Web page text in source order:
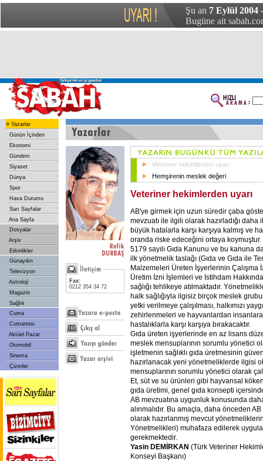
Şu an 7 Eylül 2004
Bugüne ait
» Yazarlar
Günün İçinden
Ekonomi
Gündem
Siyaset
Dünya
Spor
Hava Durumu
Sarı Sayfalar
Ana Sayfa
Dosyalar
Arşiv
Etkinlikler
Günaydın
Televizyon
Astroloji
Magazin
Sağlık
Cuma
Cumartesi
Aktüel Pazar
Otomobil
Sinema
Çizerler
Fax:
0212 354 34 72
Veteriner hekimlerden uyarı
Hemşirenin meslek değeri
Veteriner hekimlerden uyarı
AB'ye girmek için uzun süredir çaba
mevzuatı ile ilgili olarak hazırladığı daha
büyük hatalarla karşı karşıya kalmış ve
oranda riske edeceğini ortaya
5179 sayılı Gıda Kanunu ve bu kanuna
ilk yönetmelik taslağı (Gıda ve Gıda ile
Malzemeleri Üreten İşyerlerinin Çalışma
Üretim İzni İşlemleri ve İstihdam
sağlığı tehlikeye atılmaktadır.
halk sağlığıyla ilgisiz birçok meslek
yetki verilmeye çalışılması, halkımızı
zehirlenmeleri ve hayvanlardan
hastalıklarla karşı karşıya bırakacaktır.
Gıda üreten işyerlerinde en az lisans
meslek mensuplarının sorumlu yönetici
işletmenin sağlıklı gıda üretmesinin
hazırlanacak yeni yönetmeliklerde ilgisi
mensuplarının sorumlu yönetici olarak
Et, süt ve su ürünleri gibi hayvansal
gıda üretimi, genel gıda konsepti
AB mevzuatına uygunluk konusunda
alınmalıdır. Bu amaçla, daha önceden
olarak hazırlanmış mevcut yönetmeliklerin
Yönetmelikleri) muhafaza edilerek
gerekmektedir.
Yasin DEMİRKAN (Türk Veteriner
Konseyi Başkanı)